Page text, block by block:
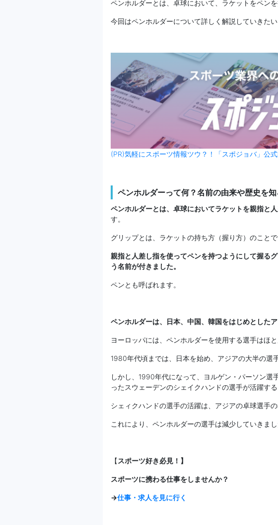
ペンホルダーとは、卓球において、ラケットをペン
今回はペンホルダーについて詳しく解説していきたい
(PR)気軽にスポーツ情報ツウ？！「スポジョバ」公式
ペンホルダーって何？名前の由来や歴史を知
ペンホルダーとは、卓球においてラケットを親指と
す。
グリップとは、ラケットの持ち方（握り方）のことで
親指と人差し指を使ってペンを持つようにして握る
う名前が付きました。
ペンとも呼ばれます。
ペンホルダーは、日本、中国、韓国をはじめとした
ヨーロッパには、ペンホルダーを使用する選手はほ
1980年代頃までは、日本を始め、アジアの大半の選
しかし、1990年代になって、ヨルゲン・パーソン選
ったスウェーデンのシェイクハンドの選手が活躍する
シェィクハンドの選手の活躍は、アジアの卓球選手
これにより、ペンホルダーの選手は減少していきまし
【 スポーツ好き必見！】
スポーツに携わる仕事をしませんか？
→仕事・求人を見に行く